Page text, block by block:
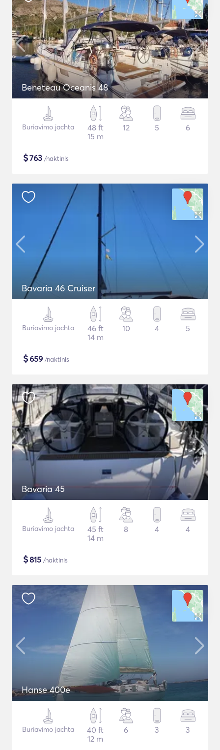
Beneteau Oceanis 48
Buriavimo jachta
48 ft
15 m
12 5 6
$763 /naktinis
Bavaria 46 Cruiser
Buriavimo jachta
46 ft
14 m
10 4 5
$659 /naktinis
Bavaria 45
Buriavimo jachta
45 ft
14 m
8 4 4
$815 /naktinis
Hanse 400e
Buriavimo jachta
40 ft
12 m
6 3 3